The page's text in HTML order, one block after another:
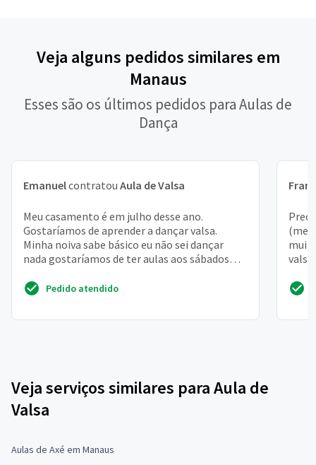
Veja alguns pedidos similares em
Manaus
Esses são os últimos pedidos para Aulas de
Dança
Emanuelcontratou Aula de Valsa
Meu casamento é em julho desse ano.
Gostaríamos de aprender a dançar valsa.
Minha noiva sabe básico eu não sei dançar
nada gostaríamos de ter aulas aos sábados
Pedido atendido
Veja serviços similares para Aula de
Valsa
Aulas de Axé em Manaus